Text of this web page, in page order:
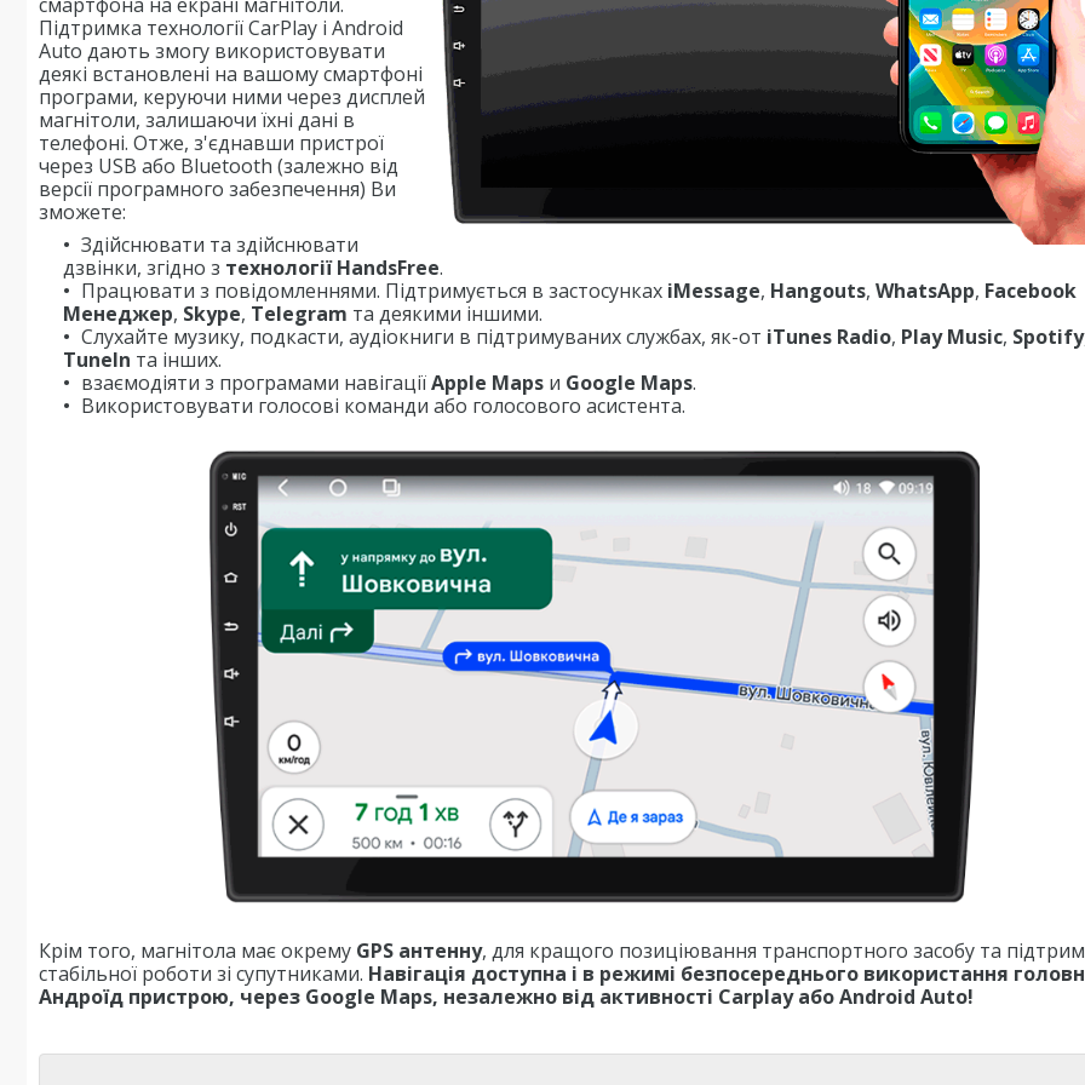
смартфона на екрані магнітоли.
Підтримка технології CarPlay і Android
Auto дають змогу використовувати
деякі встановлені на вашому смартфоні
програми, керуючи ними через дисплей
магнітоли, залишаючи їхні дані в
телефоні. Отже, з'єднавши пристрої
через USB або Bluetooth (залежно від
версії програмного забезпечення) Ви
зможете:
Здійснювати та здійснювати
дзвінки, згідно з технології HandsFree.
Працювати з повідомленнями. Підтримується в застосунках iMessage, Hangouts, WhatsApp, Facebook
Менеджер, Skype, Telegram та деякими іншими.
Слухайте музику, подкасти, аудіокниги в підтримуваних службах, як-от iTunes Radio, Play Music, Spotify
TuneIn та інших.
взаємодіяти з програмами навігаціїApple Maps и Google Maps.
Використовувати голосові команди або голосового асистента.
Крім того, магнітола має окрему GPS антенну, для кращого позиціювання транспортного засобу та
стабільної роботи зі супутниками. Навігація доступна і в режимі безпосереднього використання
Андроїд пристрою, через Google Maps, незалежно від активності Carplay або Android Auto!